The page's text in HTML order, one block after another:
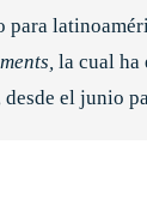
para
la cual ha
el junio